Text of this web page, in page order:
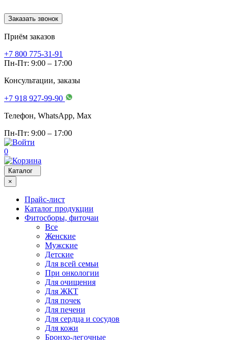
Заказать звонок
Приём заказов
+7 800 775-31-91
Пн-Пт: 9:00 – 17:00
Консультации, заказы
+7 918 927-99-90
Телефон, WhatsApp, Мах
Пн-Пт: 9:00 – 17:00
0
Каталог
×
Прайс-лист
Каталог продукции
Фитосборы, фиточаи
Все
Женские
Мужские
Детские
Для всей семьи
При онкологии
Для очищения
Для ЖКТ
Для почек
Для печени
Для сердца и сосудов
Для кожи
Бронхо-легочные